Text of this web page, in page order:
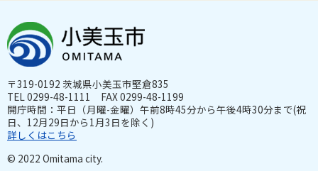
〒319-0192 茨城県小美玉市堅倉835
TEL 0299-48-1111 FAX 0299-48-1199
開庁時間：平日（月曜-金曜）午前8時45分から午後4時30分まで(祝
日、12月29日から1月3日を除く)
詳しくはこちら
© 2022 Omitama city.